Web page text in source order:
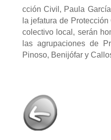
cción Civil, Paula
la jefatura de
colectivo local, serán
las agrupaciones de
Pinoso, Benijófar y